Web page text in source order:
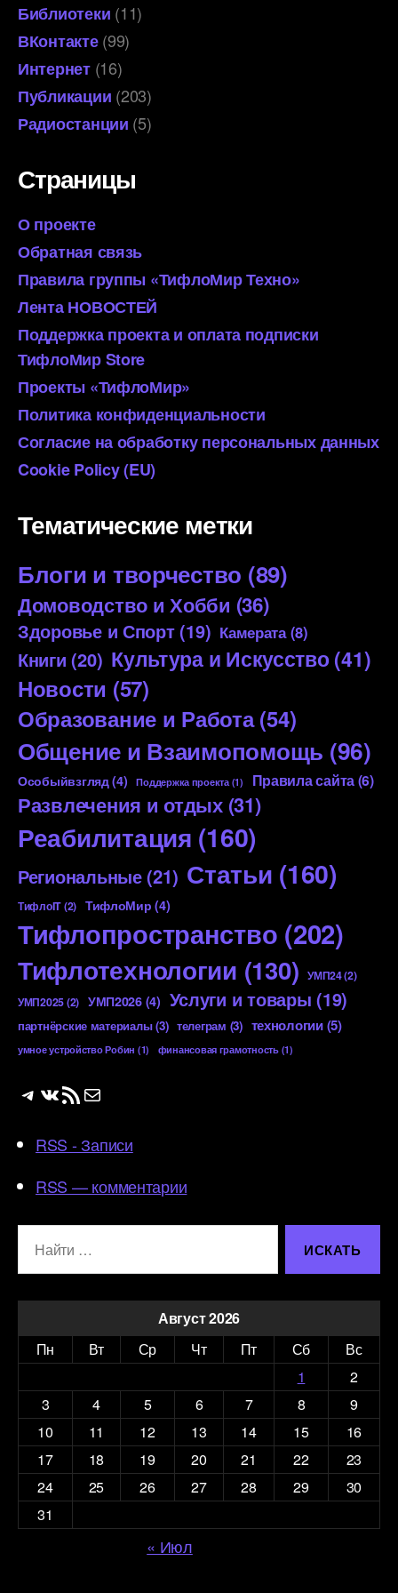
Библиотеки (11)
ВКонтакте(99)
Интернет(16)
Публикации (203)
Радиостанции (5)
Страницы
О проекте
Обратная связь
Правила группы «ТифлоМир Техно»
Лента НОВОСТЕЙ
Поддержка проекта и оплата подписки
ТифлоМир Store
Проекты «ТифлоМир»
Политика конфиденциальности
Согласие на обработку персональных данных
Cookie Policy (EU)
Тематические метки
Блоги и творчество (89)
Домоводство и Хобби (36)
Здоровье и Спорт(19) Камерата(8)
Книги (20) Культура и Искусство(41)
Новости (57)
Образование и Работа(54)
Общение и Взаимопомощь (96)
Особыйвзгляд(4) Поддержка проекта(1) Правила сайта(6)
Развлечения и отдых(31)
Реабилитация (160)
Региональные(21) Статьи (160)
ТифлоIT(2) ТифлоМир (4)
Тифлопространство (202)
Тифлотехнологии (130) УМП24(2)
УМП2025(2) УМП2026(4) Услуги и товары (19)
партнёрские материалы(3) телеграм (3) технологии(5)
умное устройство Робин (1) финансовая грамотность(1)
Telegram
ВКонтакте
RSS-лентаПочта
RSS - Записи
RSS — комментарии
Август 2026
Пн
Вт Ср Чт Пт Сб
Вс
1
2
3
4 5 6 7 8
9
10
11 12 13 14 15
16
17
18 19 20 21 22
23
24
25 26 27 28 29
30
31
« Июл